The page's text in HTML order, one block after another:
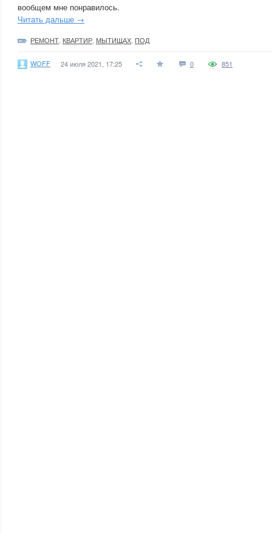
вообщем мне понравилось.
Читать дальше →
РЕМОНТ КВАРТИР МЫТИЩАХ ПОД
WOFF 24 июля 2021, 17:25 0 851